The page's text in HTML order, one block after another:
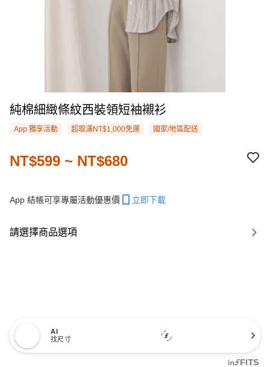
純棉細緻條紋西裝領短袖襯衫
App 獨享活動 超取滿NT$1,000免運 國家/地區配送
NT$599 ~ NT$680
App 結帳可享專屬活動優惠價 立即下載
請選擇商品選項
AI
找尺寸